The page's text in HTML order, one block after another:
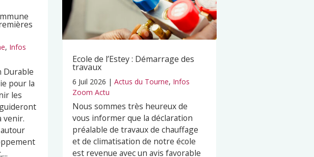
, Infos
Durable
pour la
les
venir.
Ecole de l’Estey : Démarrage des
travaux
6 Juil 2026 |Actus du Tourne, Infos
Zoom Actu
Nous sommes très heureux de
vous informer que la déclaration
préalable de travaux de chauffage
et de climatisation de notre école
est revenue avec un avis favorable